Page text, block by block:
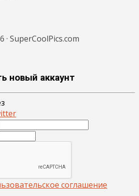
SuperCoolPics.com
новый аккаунт
соглашение